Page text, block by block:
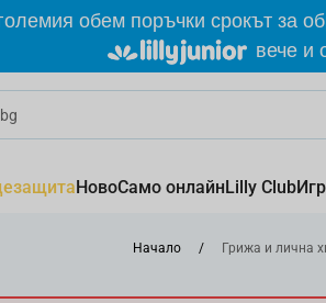
обем поръчки срокът за
вече и
НовоСамо онлайнLilly Club
Начало / Грижа и лична